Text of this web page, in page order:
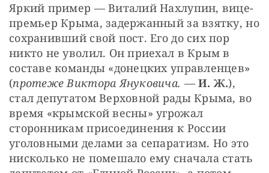
Яркий пример — Виталий Нахлупин, вице-
премьер Крыма, задержанный за взятку, но
сохранивший свой пост. Его до сих пор
никто не уволил. Он приехал в Крым в
составе команды «донецких управленцев»
(протеже Виктора Януковича. — И. Ж.),
стал депутатом Верховной рады Крыма, во
время «крымской весны» угрожал
сторонникам присоединения к России
уголовными делами за сепаратизм. Но это
нисколько не помешало ему сначала стать